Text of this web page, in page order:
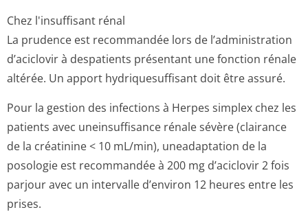
Chez l'insuffisant rénal
La prudence est recommandée lors de l’administration
d’aciclovir à despatients présentant une fonction rénale
altérée. Un apport hydriquesuffisant doit être assuré.
Pour la gestion des infections à Herpes simplex chez les
patients avec uneinsuffisance rénale sévère (clairance
de la créatinine < 10 mL/min), uneadaptation de la
posologie est recommandée à 200 mg d’aciclovir 2 fois
parjour avec un intervalle d’environ 12 heures entre les
prises.